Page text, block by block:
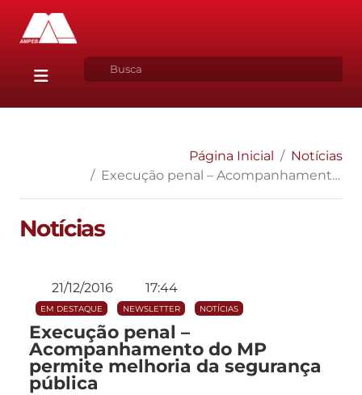
Página Inicial
Notícias
Execução penal – Acompanhamento do MP permite melhoria da segurança pública
Notícias
21/12/2016 17:44
EM DESTAQUE NEWSLETTER NOTÍCIAS
Execução penal –
Acompanhamento do MP
permite melhoria da segurança
pública